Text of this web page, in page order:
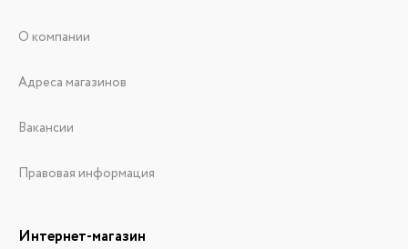
О компании
Адреса магазинов
Вакансии
Правовая информация
Интернет-магазин